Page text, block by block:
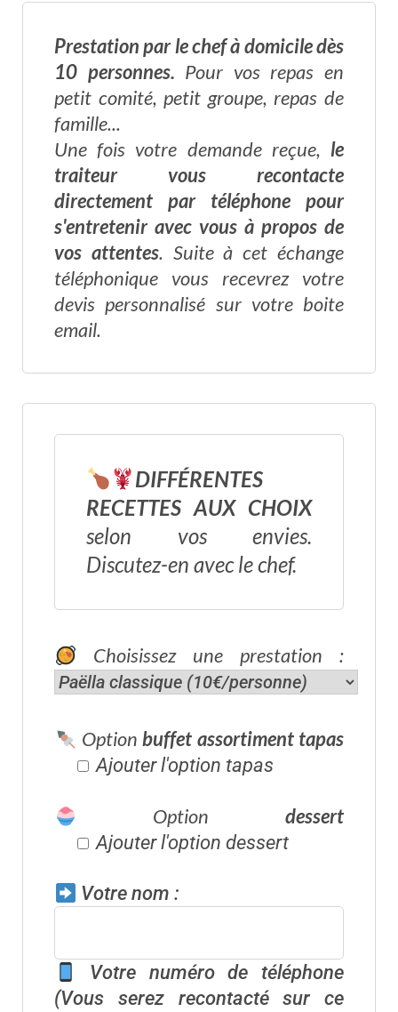
Prestation par le chef à domicile dès
10 personnes. Pour vos repas en
petit comité, petit groupe, repas de
famille...
Une fois votre demande reçue, le
traiteur vous recontacte
directement par téléphone pour
s'entretenir avec vous à propos de
vos attentes. Suite à cet échange
téléphonique vous recevrez votre
devis personnalisé sur votre boite
email.
DIFFÉRENTES
RECETTES AUX CHOIX
selon vos envies.
Discutez-en avec le chef.
Choisissez une prestation :
Optionbuffet assortiment tapas
Ajouter l'option tapas
Option dessert
Ajouter l'option dessert
Votre nom :
Votre numéro de téléphone
(Vous serez recontacté sur ce